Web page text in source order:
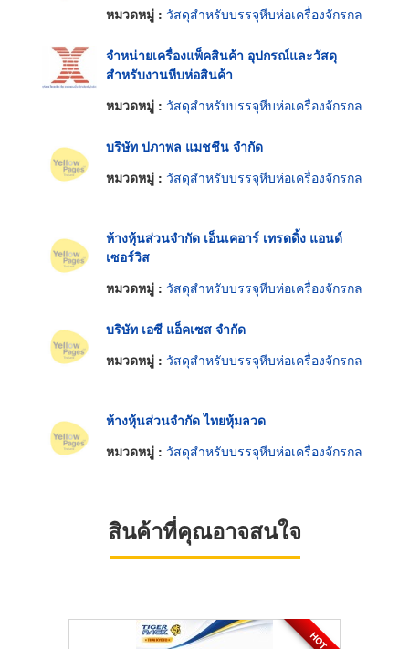
หมวดหมู่ : วัสดุสำหรับบรรจุหีบห่อเครื่องจักรกล
จำหน่ายเครื่องแพ็คสินค้า อุปกรณ์และวัสดุ
สำหรับงานหีบห่อสินค้า
หมวดหมู่ : วัสดุสำหรับบรรจุหีบห่อเครื่องจักรกล
บริษัท ปภาพล แมชชีน จำกัด
หมวดหมู่ : วัสดุสำหรับบรรจุหีบห่อเครื่องจักรกล
ห้างหุ้นส่วนจำกัด เอ็นเคอาร์ เทรดดิ้ง แอนด์
เซอร์วิส
หมวดหมู่ : วัสดุสำหรับบรรจุหีบห่อเครื่องจักรกล
บริษัท เอซี แอ็คเซส จำกัด
หมวดหมู่ : วัสดุสำหรับบรรจุหีบห่อเครื่องจักรกล
ห้างหุ้นส่วนจำกัด ไทยหุ้มลวด
หมวดหมู่ : วัสดุสำหรับบรรจุหีบห่อเครื่องจักรกล
สินค้าที่คุณอาจสนใจ
HOT